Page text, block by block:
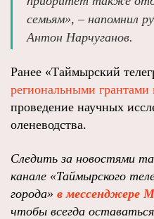
семьям», – напомнил
Антон Нарчуганов.
Ранее «Таймырский
региональными
проведение научных
оленеводства.
Следить за новостями
канале «Таймырского
города» в мессенджере
чтобы всегда